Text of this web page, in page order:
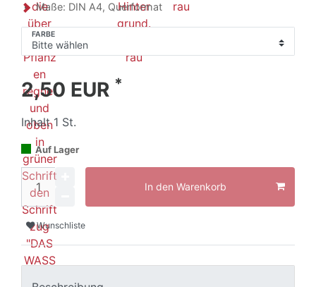
Maße: DIN A4, Querformat
FARBE
2,50 EUR *
Inhalt1 St.
Auf Lager
In den Warenkorb
Wunschliste